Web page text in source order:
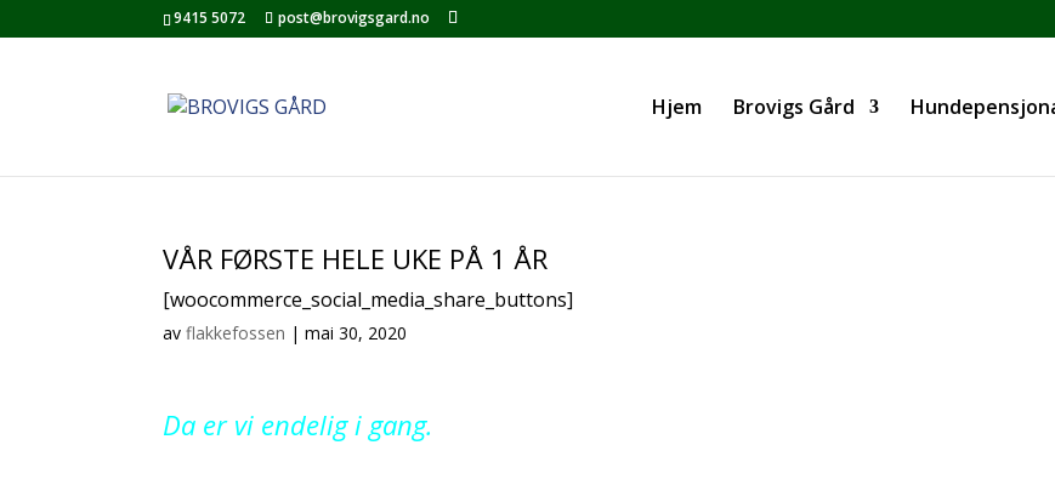
9415 5072 post@brovigsgard.no
Hjem Brovigs Gård
VÅR FØRSTE HELE UKE PÅ 1 ÅR
[woocommerce_social_media_share_buttons]
avflakkefossen |mai 30, 2020
Da er vi endelig i gang.